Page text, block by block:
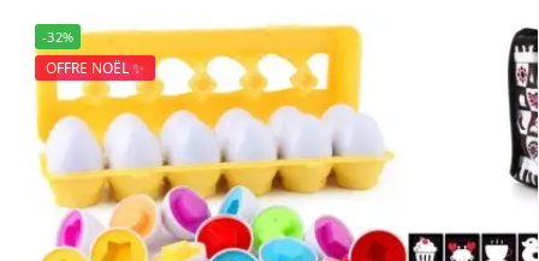
-32%
OFFRE NOËL ✨